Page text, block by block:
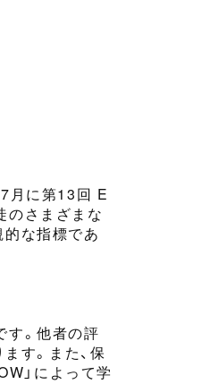
月に第13回 E
のさまざまな
的な指標であ
す。他者の評
す。また、保
」 によって学